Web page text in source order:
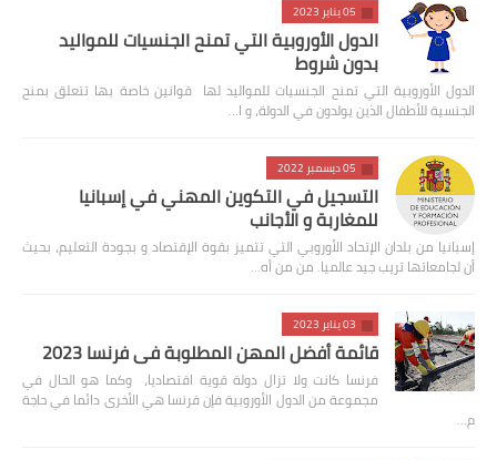
05 يناير 2023
الدول الأوروبية التي تمنح الجنسيات للمواليد
بدون شروط
الدول الأوروبية التي تمنح الجنسيات للمواليد لها قوانين خاصة بها تتعلق بمنح
الجنسية للأطفال الذين يولدون في الدولة، و ا…
05 ديسمبر 2022
التسجيل في التكوين المهني في إسبانيا
للمغاربة و الأجانب
إسبانيا من بلدان الإتحاد الأوروبي التي تتميز بقوة الإقتصاد و بجودة التعليم، بحيث
أن لجامعاتها تريب جيد عالميا. من من أه…
03 يناير 2023
قائمة أفضل المهن المطلوبة في فرنسا 2023
فرنسا كانت ولا تزال دولة قوية اقتصاديا، وكما هو الحال في
مجموعة من الدول الأوروبية فإن فرنسا هي الأخرى دائما في حاجة
م…